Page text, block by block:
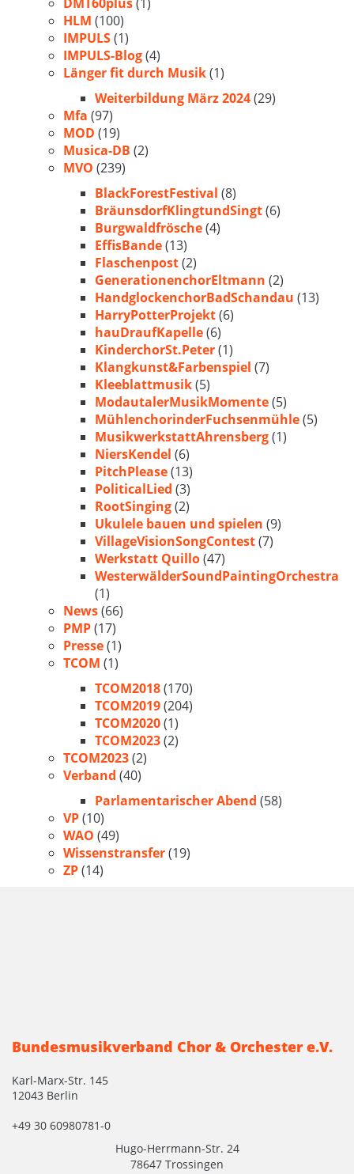
HLM (100)
IMPULS(1)
IMPULS-Blog(4)
Länger fit durch Musik(1)
Weiterbildung März 2024(29)
Mfa (97)
MOD (19)
Musica-DB (2)
MVO (239)
BlackForestFestival (8)
BräunsdorfKlingtundSingt(6)
Burgwaldfrösche(4)
EffisBande(13)
Flaschenpost(2)
GenerationenchorEltmann (2)
HandglockenchorBadSchandau (13)
HarryPotterProjekt(6)
hauDraufKapelle(6)
KinderchorSt.Peter(1)
Klangkunst&Farbenspiel (7)
Kleeblattmusik(5)
ModautalerMusikMomente(5)
MühlenchorinderFuchsenmühle(5)
MusikwerkstattAhrensberg(1)
NiersKendel (6)
PitchPlease(13)
PoliticalLied (3)
RootSinging(2)
Ukulele bauen und spielen (9)
VillageVisionSongContest(7)
Werkstatt Quillo(47)
WesterwälderSoundPaintingOrchestra
(1)
News(66)
PMP(17)
Presse(1)
TCOM (1)
TCOM2018(170)
TCOM2019(204)
TCOM2020(1)
TCOM2023(2)
TCOM2023(2)
Verband (40)
Parlamentarischer Abend (58)
VP(10)
WAO (49)
Wissenstransfer(19)
ZP(14)
Bundesmusikverband Chor & Orchester e.V.
Karl-Marx-Str. 145
12043 Berlin
+49 30 60980781-0
Hugo-Herrmann-Str. 24
78647 Trossingen